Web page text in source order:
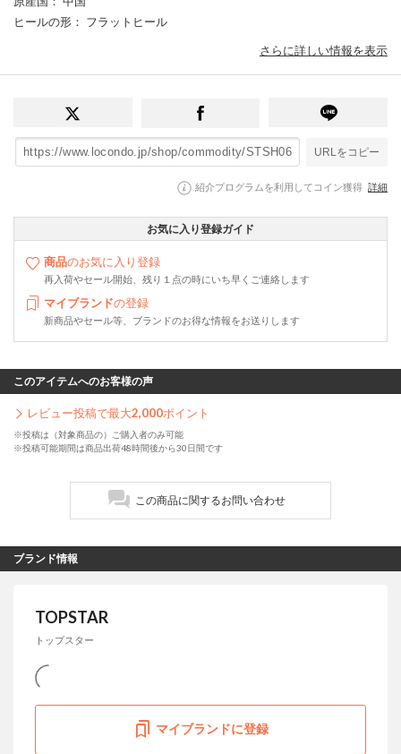
ヒールの形 ： フラットヒール
さらに詳しい情報を表示
URLをコピー
紹介プログラムを利用してコイン獲得 詳細
お気に入り登録ガイド
商品のお気に入り登録
再入荷やセール開始、残り１点の時にいち早くご連絡します
マイブランドの登録
新商品やセール等、ブランドのお得な情報をお送りします
このアイテムへのお客様の声
レビュー投稿で最大2,000ポイント
※投稿は（対象商品の）ご購入者のみ可能
※投稿可能期間は商品出荷48時間後から30日間です
この商品に関するお問い合わせ
ブランド情報
TOPSTAR
トップスター
マイブランドに登録